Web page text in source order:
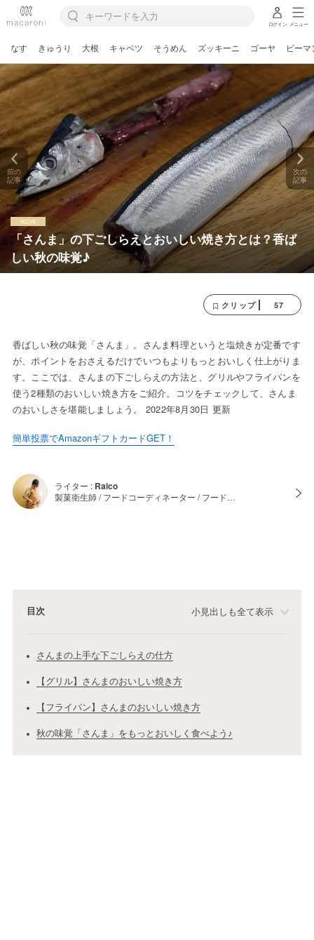
ログイン メニュー
なす きゅうり 大根 キャベツ そうめん ズッキーニ ゴーヤ ピーマ
「さんま」の下ごしらえとおいしい焼き方とは？香ば
しい秋の味覚♪
前の
記事
次の
記事
クリップ 57
香ばしい秋の味覚「さんま」。さんま料理というと塩焼きが定番です
が、ポイントをおさえるだけでいつもよりもっとおいしく仕上がりま
す。ここでは、さんまの下ごしらえの方法と、グリルやフライパンを
使う2種類のおいしい焼き方をご紹介。コツをチェックして、さんま
のおいしさを堪能しましょう。 2022年8月30日 更新
簡単投票でAmazonギフトカードGET！
ライター : Raico
製菓衛生師 / フードコーディネーター / フード…
目次 小見出しも全て表示
さんまの上手な下ごしらえの仕方
【グリル】さんまのおいしい焼き方
【フライパン】さんまのおいしい焼き方
秋の味覚「さんま」をもっとおいしく食べよう♪